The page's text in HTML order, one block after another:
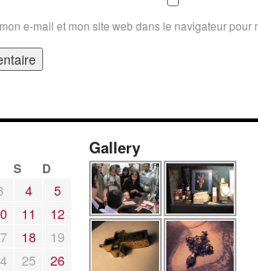
e-mail et mon site web dans le navigateur pour
S D
4
5
11
12
18
19
25
26
Gallery